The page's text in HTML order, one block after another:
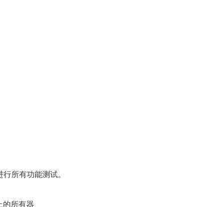
所有功能测试。
的所有器